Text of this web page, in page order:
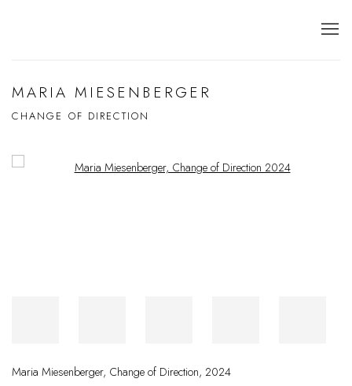
MARIA MIESENBERGER
CHANGE OF DIRECTION
Open a larger version of the following image in a popup:
Maria Miesenberger, Change of Direction, 2024